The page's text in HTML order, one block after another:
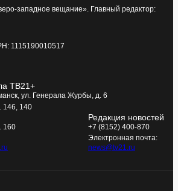
западное вещание». Главный редактор:
1115190010517
ТВ21+
ул. Генерала Журбы, д. 6
146, 140
160
Редакция новостей
+7 (8152) 400-870
Электронная почта:
news@tv21.ru